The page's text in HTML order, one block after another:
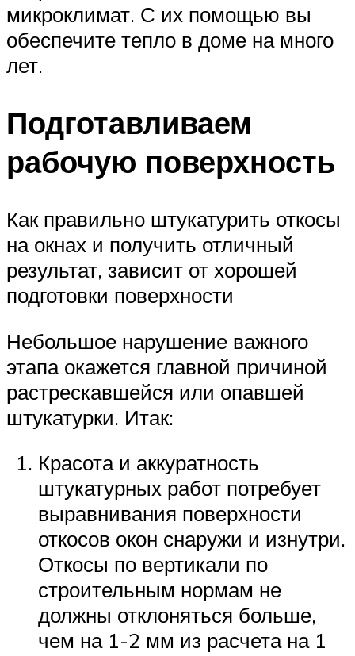
микроклимат. С их помощью вы
обеспечите тепло в доме на много
лет.
Подготавливаем
рабочую поверхность
Как правильно штукатурить откосы
на окнах и получить отличный
результат, зависит от хорошей
подготовки поверхности
Небольшое нарушение важного
этапа окажется главной причиной
растрескавшейся или опавшей
штукатурки. Итак:
Красота и аккуратность
штукатурных работ потребует
выравнивания поверхности
откосов окон снаружи и изнутри.
Откосы по вертикали по
строительным нормам не
должны отклоняться больше,
чем на 1-2 мм из расчета на 1